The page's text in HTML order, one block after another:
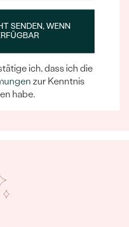
Erlebnis
einkaufen, können Sie
unser Team dafür sorgt,
Schmuckstücks zu
SENDEN, WENN
ich, dass ich die
zur Kenntnis
habe.